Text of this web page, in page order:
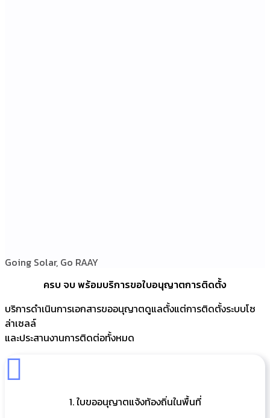
Going Solar, Go RAAY
ครบ จบ พร้อมบริการขอใบอนุญาตการติดตั้ง
บริการดำเนินการเอกสารขออนุญาตดูแลตั้งแต่การติดตั้งระบบโซ
ล่าเซลล์
และประสานงานการติดต่อทั้งหมด
1. ใบขออนุญาตแจ้งท้องถิ่นในพื้นที่